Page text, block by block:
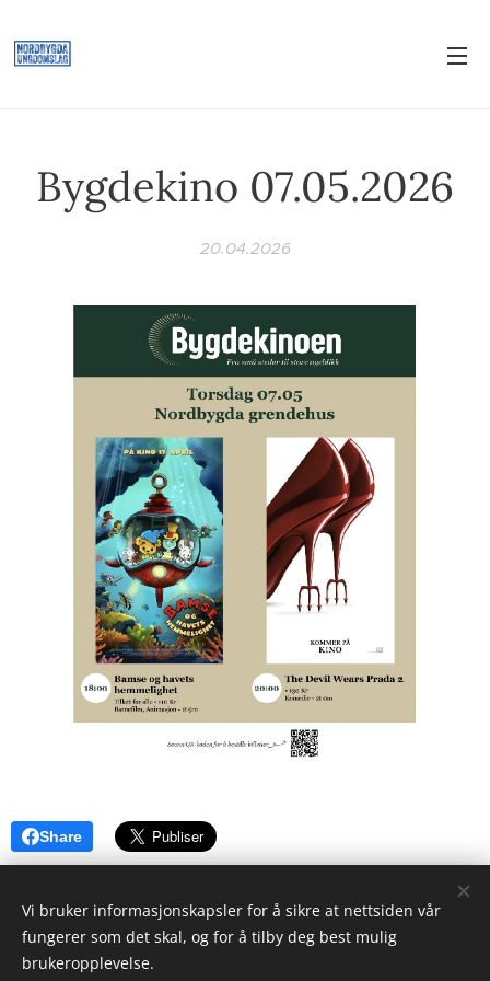
Bygdekino 07.05.2026
20.04.2026
Share
NORDBYGDA UNGDOMSLAG
Vi bruker informasjonskapsler for å sikre at nettsiden vår
fungerer som det skal, og for å tilby deg best mulig
brukeropplevelse.